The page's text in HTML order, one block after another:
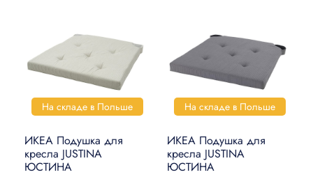
СТИРКА И УБОРКА
DIY В ДОМАШНИХ
УСЛОВИЯХ
УМНЫЙ ДОМ
КОВРЫ, МАТЫ И ПОЛЫ
На складе в Польше
ИКЕА Подушка для
кресла JUSTINA
ЮСТИНА
На складе в Польше
ИКЕА Подушка для
кресла JUSTINA
ЮСТИНА